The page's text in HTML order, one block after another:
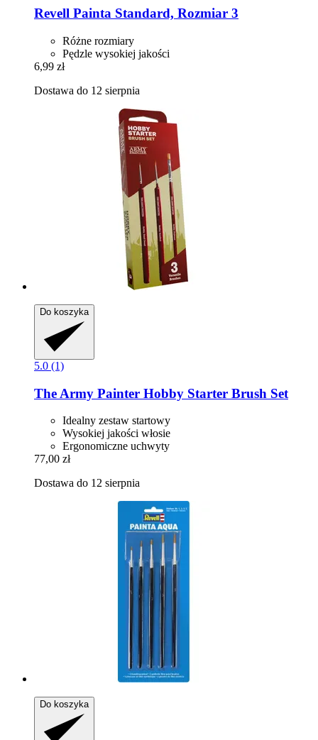
Revell Painta Standard, Rozmiar 3
Różne rozmiary
Pędzle wysokiej jakości
6,99 zł
Dostawa do 12 sierpnia
Do koszyka
5.0 (1)
The Army Painter Hobby Starter Brush Set
Idealny zestaw startowy
Wysokiej jakości włosie
Ergonomiczne uchwyty
77,00 zł
Dostawa do 12 sierpnia
Do koszyka